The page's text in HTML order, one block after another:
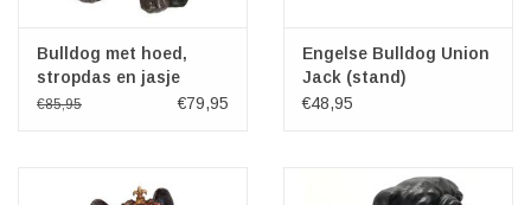
Bulldog met hoed,
stropdas en jasje
44,5cm
€85,95 €79,95
Engelse Bulldog Union
Jack (stand)
€48,95